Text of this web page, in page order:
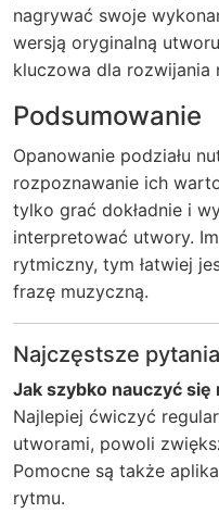
nagrywać swoje
wersją oryginalną
kluczowa dla rozwijania
Podsumowanie
Opanowanie podziału
rozpoznawanie ich
tylko grać dokładnie i
interpretować utwory.
rytmiczny, tym łatwiej
frazę muzyczną.
Najczęstsze
Jak szybko nauczyć
Najlepiej ćwiczyć
utworami, powoli
Pomocne są także
rytmu.